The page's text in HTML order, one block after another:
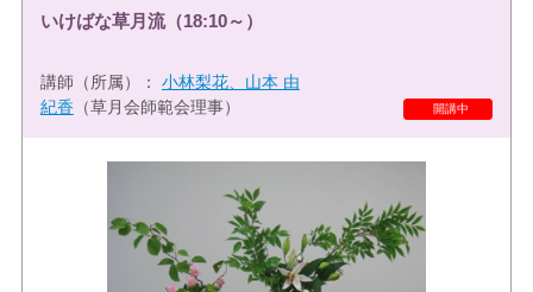
特選講座
開講中
いけばな草月流（18:10～）
講師（所属）： 小林梨花、山本 由
紀香（草月会師範会理事）